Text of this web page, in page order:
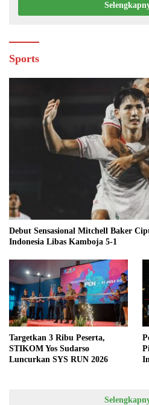
Sports
Debut Sensasional Mitchell Baker
Indonesia Libas Kamboja 5-1
Targetkan 3 Ribu Peserta,
STIKOM Yos Sudarso
Luncurkan SYS RUN 2026